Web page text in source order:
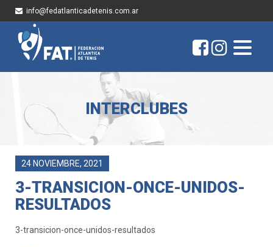
info@fedatlanticadetenis.com.ar
INTERCLUBES
24 NOVIEMBRE, 2021
3-TRANSICION-ONCE-UNIDOS-
RESULTADOS
3-transicion-once-unidos-resultados